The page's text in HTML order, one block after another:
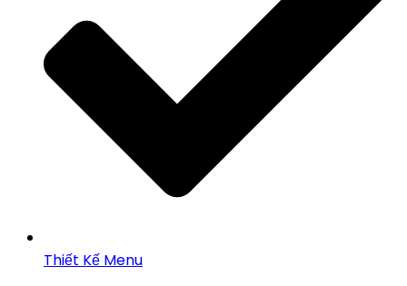
Thiết Kế Menu